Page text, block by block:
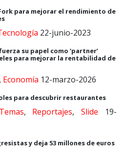
para mejorar el rendimiento de
22-junio-2023
su papel como ‘partner’
para mejorar la rentabilidad de
, Economía 12-marzo-2026
para descubrir restaurantes
, Reportajes,Slide 19-
y deja 53 millones de euros